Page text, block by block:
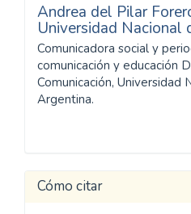
Andrea del Pilar
Universidad Nacional
Comunicadora social y
comunicación y educación
Comunicación, Universidad
Argentina.
Cómo citar